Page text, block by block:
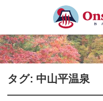
タグ: 中山平温泉